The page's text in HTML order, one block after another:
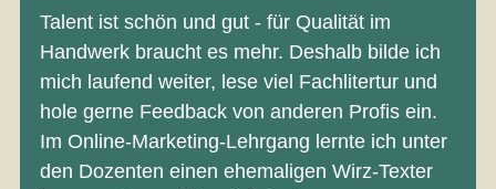
Talent ist schön und gut - für Qualität im
Handwerk braucht es mehr. Deshalb bilde ich
mich laufend weiter, lese viel Fachlitertur und
hole gerne Feedback von anderen Profis ein.
Im Online-Marketing-Lehrgang lernte ich unter
den Dozenten einen ehemaligen Wirz-Texter